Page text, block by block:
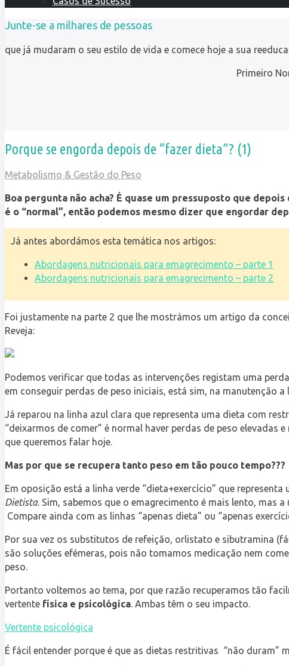
Junte-se a milhares de pessoas
que já mudaram o seu estilo de vida e comece hoje a sua
Primeiro
Porque se engorda depois de “fazer dieta”? (1)
Metabolismo & Gestão do Peso
Boa pergunta não acha? É quase um pressuposto que depois
é o “normal”, então podemos mesmo dizer que engordar
Já antes abordámos esta temática nos artigos:
Abordagens nutricionais para emagrecimento – parte 1
Abordagens nutricionais para emagrecimento – parte 2
Foi justamente na parte 2 que lhe mostrámos um artigo da
Reveja:
Podemos verificar que todas as intervenções registam uma
em conseguir perdas de peso iniciais, está sim, na manutenção a
Já reparou na linha azul clara que representa uma dieta com
“deixarmos de comer” é normal haver perdas de peso elevadas
que queremos falar hoje.
Mas por que se recupera tanto peso em tão pouco tempo???
Em oposição está a linha verde “dieta+exercício” que
Dietista. Sim, sabemos que o emagrecimento é mais lento, mas
Compare ainda com as linhas “apenas dieta” ou “apenas
Por sua vez os substitutos de refeição, orlistato e sibutramina
são soluções efémeras, pois não tomamos medicação nem
peso.
Portanto voltemos ao tema, por que razão recuperamos tão
vertente física e psicológica. Ambas têm o seu impacto.
Vertente psicológica
É fácil entender porque é que as dietas restritivas “não duram”